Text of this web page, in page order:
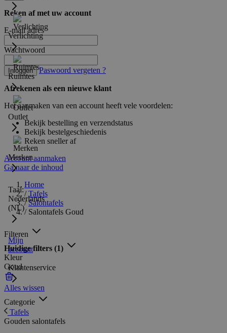
Verlichting
Ruimtes
Outlet
Merken
Taal:
Nederlands
(NL)
Mijn
account
Klantenservice
Reken af met uw account
E-mail adres
Wachtwoord
Inloggen Paswoord vergeten ?
Afrekenen als een nieuwe klant
Het aanmaken van een account heeft vele voordelen:
Bekijk bestelling en verzendstatus
Bekijk bestelgeschiedenis
Reken sneller af
Account aanmaken
Ga naar de inhoud
Home
/ Tafels
/ Salontafels
/ Salontafels Goud
Filteren
Huidige filters (1)
Kleur
Goud
Alles wissen
Categorie
Tafels
Gouden salontafels